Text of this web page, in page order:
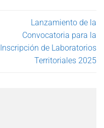
Lanzamiento de la
Convocatoria para la
Inscripción de Laboratorios
Territoriales 2025